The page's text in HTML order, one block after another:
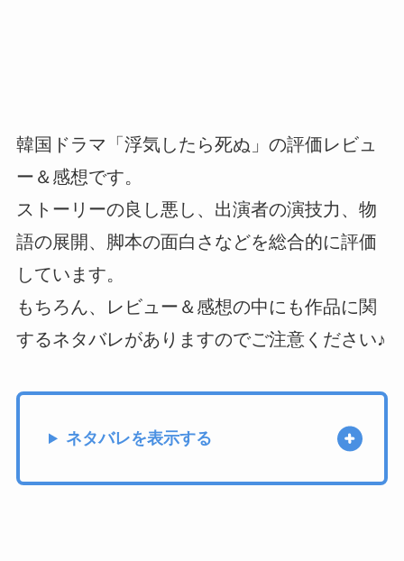
韓国ドラマ「浮気したら死ぬ」の評価レビュ
ー＆感想です。
ストーリーの良し悪し、出演者の演技力、物
語の展開、脚本の面白さなどを総合的に評価
しています。
もちろん、レビュー＆感想の中にも作品に関
するネタバレがありますのでご注意ください♪
ネタバレを表示する